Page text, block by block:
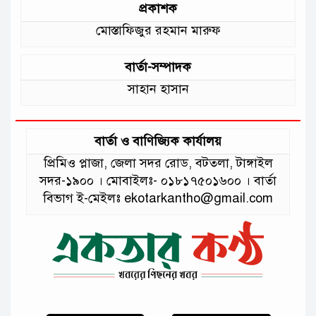
প্রকাশক
মোস্তাফিজুর রহমান মারুফ
বার্তা-সম্পাদক
সাহান হাসান
বার্তা ও বাণিজ্যিক কার্যালয়
প্রিমিও প্লাজা, জেলা সদর রোড, বটতলা, টাঙ্গাইল
সদর-১৯০০ । মোবাইলঃ- ০১৮১৭৫০১৬০০ । বার্তা
বিভাগ ই-মেইলঃ ekotarkantho@gmail.com